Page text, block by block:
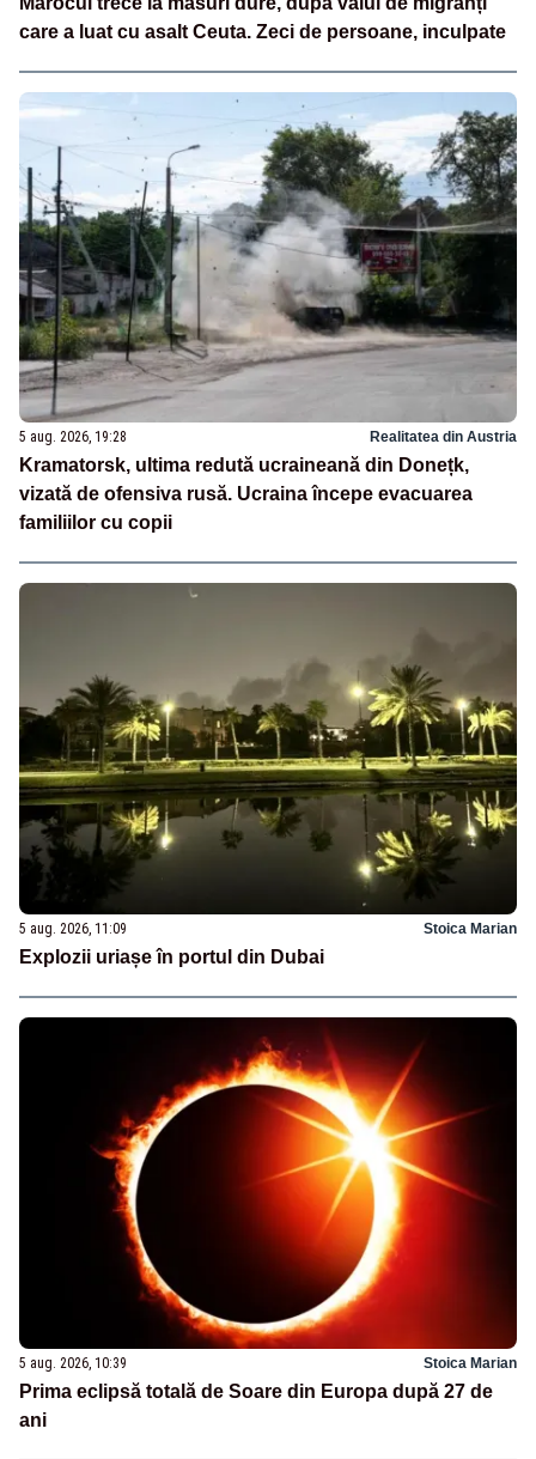
care a luat cu asalt Ceuta. Zeci de persoane, inculpate
5 aug. 2026, 19:28 Realitatea din Austria
Kramatorsk, ultima redută ucraineană din Donețk,
vizată de ofensiva rusă. Ucraina începe evacuarea
familiilor cu copii
5 aug. 2026, 11:09 Stoica Marian
Explozii uriașe în portul din Dubai
5 aug. 2026, 10:39 Stoica Marian
Prima eclipsă totală de Soare din Europa după 27 de
ani